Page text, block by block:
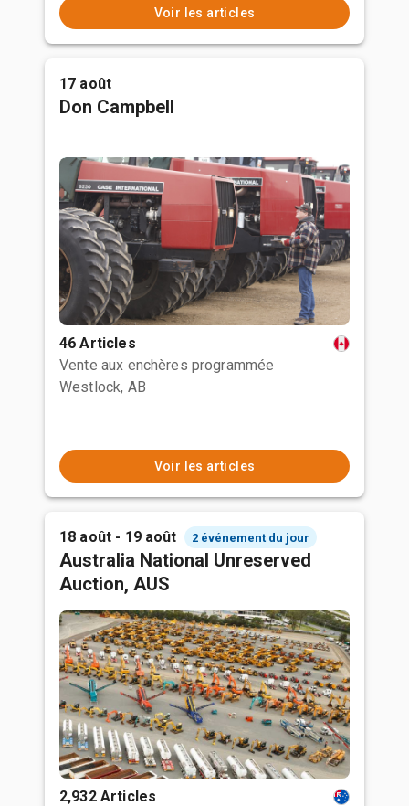
Voir les articles
17 août
Don Campbell
46 Articles
Vente aux enchères programmée
Westlock, AB
Voir les articles
18 août - 19 août 2 événement du jour
Australia National Unreserved
Auction, AUS
2,932 Articles